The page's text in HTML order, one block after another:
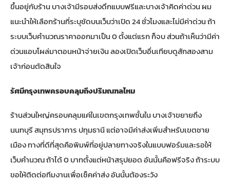
ขึ้นอยู่กับร้าน บางเจ้ามีรอบส่งดึกแบบฟรีและบางเจ้าคิดค่าด่วน ผม
แนะนำให้เลือกร้านที่ระบุชัดบนเว็บว่าเปิด 24 ชั่วโมงและไม่มีค่าด่วน ถ้า
ระบบเว็บคำนวณราคาออกมาเป็น 0 ตั้งแต่แรก ก็จบ ส่วนถ้าเห็นว่ามีค่า
ด่วนแอบโผล่มาตอนหน้าจ่ายเงิน ลองเปิดเว็บอื่นเทียบดูสักสองสาม
เจ้าก่อนตัดสินใจ
รัศมีกรุงเทพครอบคลุมถึงปริมณฑลไหม
ร้านส่วนใหญ่ครอบคลุมแค่ในเขตกรุงเทพชั้นใน บางเจ้าขยายถึง
นนทบุรี สมุทรปราการ ปทุมธานี แต่อาจมีค่าส่งเพิ่มสำหรับเขตชาย
เมือง ทางที่ดีที่สุดคือพิมพ์ที่อยู่ปลายทางจริงในแบบฟอร์มและรอให้
เว็บคำนวณ ถ้าได้ 0 บาทตั้งแต่หน้าสรุปยอด อันนั้นคือฟรีจริง ถ้าระบบ
ขอให้ติดต่อทีมงานเพื่อเช็คค่าส่ง อันนั้นต้องระวัง